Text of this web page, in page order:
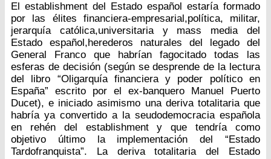
El establishment del Estado español estaría formado
por las élites financiera-empresarial,política, militar,
jerarquía católica,universitaria y mass media del
Estado español,herederos naturales del legado del
General Franco que habrían fagocitado todas las
esferas de decisión (según se desprende de la lectura
del libro “Oligarquía financiera y poder político en
España” escrito por el ex-banquero Manuel Puerto
Ducet), e iniciado asimismo una deriva totalitaria que
habría ya convertido a la seudodemocracia española
en rehén del establishment y que tendría como
objetivo último la implementación del “Estado
Tardofranquista”. La deriva totalitaria del Estado